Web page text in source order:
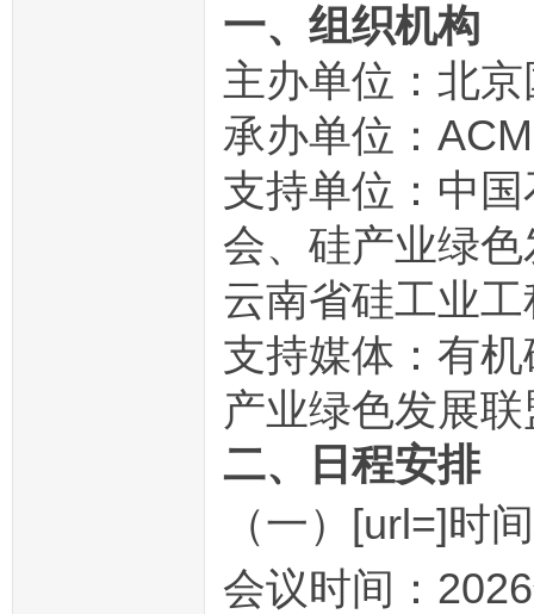
一、组织机构
主办单位：北
承办单位：
支持单位：中
会、硅产业绿
云南省硅工业
支持媒体：有
产业绿色发展
二、日程安排
（一）[url=]时
会议时间：